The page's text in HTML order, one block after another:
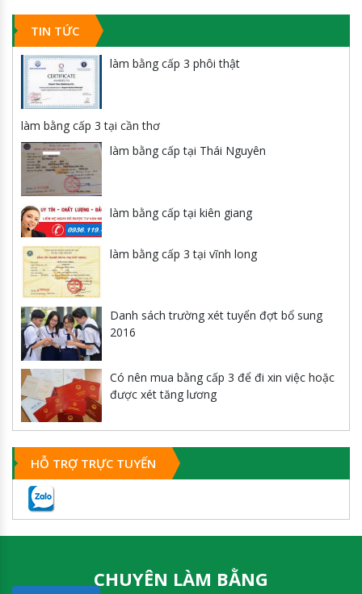
TIN TỨC
làm bằng cấp 3 phôi thật
làm bằng cấp 3 tại cần thơ
làm bằng cấp tại Thái Nguyên
làm bằng cấp tại kiên giang
làm bằng cấp 3 tại vĩnh long
Danh sách trường xét tuyển đợt bổ sung
2016
Có nên mua bằng cấp 3 để đi xin việc hoặc
được xét tăng lương
HỖ TRỢ TRỰC TUYẾN
CHUYÊN LÀM BẰNG